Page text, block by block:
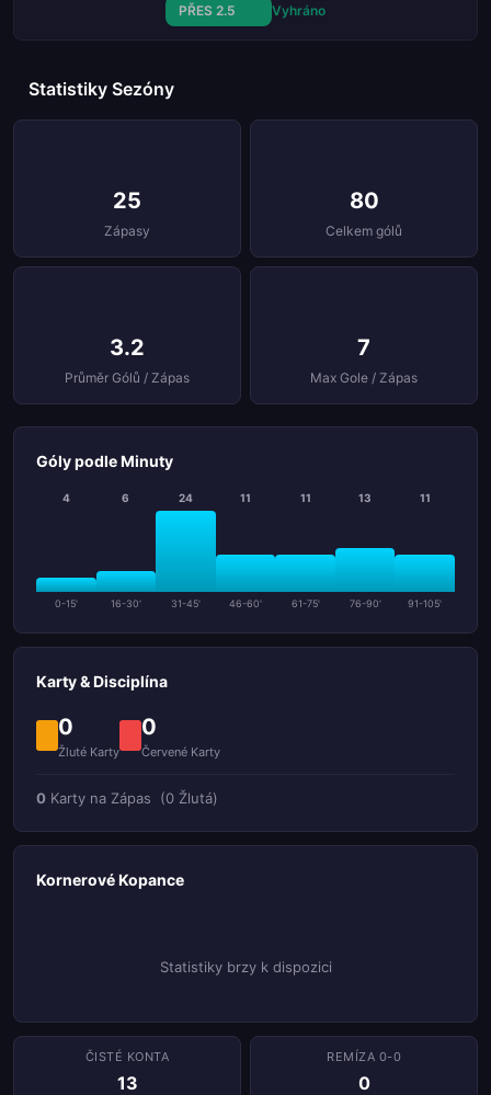
PŘES 2.5 Vyhráno
Statistiky Sezóny
25
Zápasy
80
Celkem gólů
3.2
Průměr Gólů / Zápas
7
Max Gole / Zápas
Góly podle Minuty
4
0-15'
6
16-30'
24
31-45'
11
46-60'
11
61-75'
13
76-90'
11
91-105'
Karty & Disciplína
0
Žluté Karty
0
Červené Karty
0 Karty na Zápas (0 Žlutá)
Kornerové Kopance
Statistiky brzy k dispozici
ČISTÉ KONTA
13
REMÍZA 0-0
0